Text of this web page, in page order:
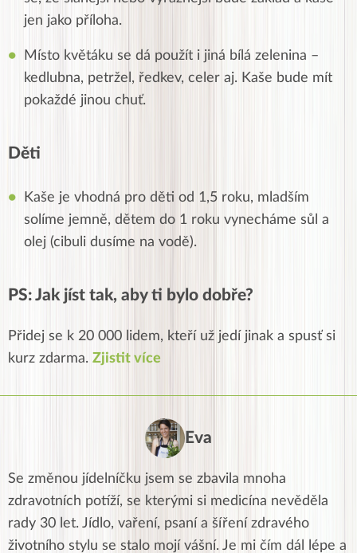
jen jako příloha.
Místo květáku se dá použít i jiná bílá zelenina –
kedlubna, petržel, ředkev, celer aj. Kaše bude mít
pokaždé jinou chuť.
Děti
Kaše je vhodná pro děti od 1,5 roku, mladším
solíme jemně, dětem do 1 roku vynecháme sůl a
olej (cibuli dusíme na vodě).
PS: Jak jíst tak, aby ti bylo dobře?
Přidej se k 20 000 lidem, kteří už jedí jinak a spusť si
kurz zdarma. Zjistit více
Eva
Se změnou jídelníčku jsem se zbavila mnoha
zdravotních potíží, se kterými si medicína nevěděla
rady 30 let. Jídlo, vaření, psaní a šíření zdravého
životního stylu se stalo mojí vášní. Je mi čím dál lépe a